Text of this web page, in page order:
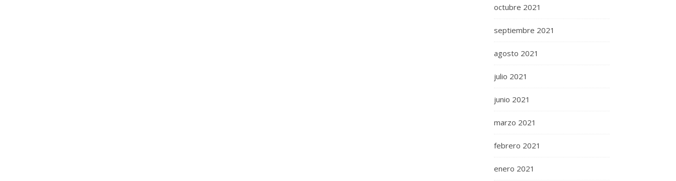
octubre 2021
septiembre 2021
agosto 2021
julio 2021
junio 2021
marzo 2021
febrero 2021
enero 2021